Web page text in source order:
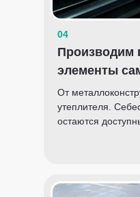
Производим
элементы
От
утеплителя.
остаются
04